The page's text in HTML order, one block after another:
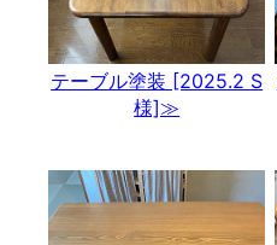
テーブル塗装 [2025.2 S
様]≫